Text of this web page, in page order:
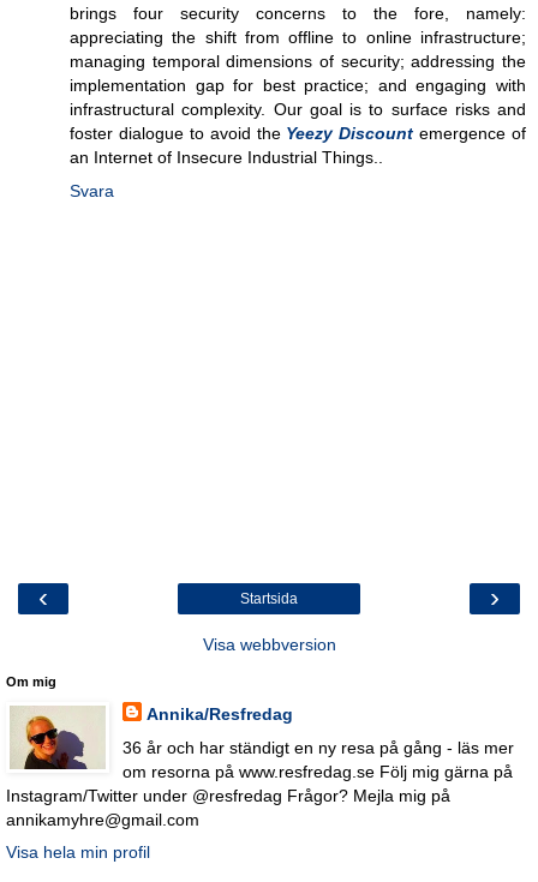
brings four security concerns to the fore, namely:
appreciating the shift from offline to online infrastructure;
managing temporal dimensions of security; addressing the
implementation gap for best practice; and engaging with
infrastructural complexity. Our goal is to surface risks and
foster dialogue to avoid the Yeezy Discount emergence of
an Internet of Insecure Industrial Things..
Svara
‹ ›
Startsida
Visa webbversion
Om mig
Annika/Resfredag
36 år och har ständigt en ny resa på gång - läs mer
om resorna på www.resfredag.se Följ mig gärna på
Instagram/Twitter under @resfredag Frågor? Mejla mig på
annikamyhre@gmail.com
Visa hela min profil